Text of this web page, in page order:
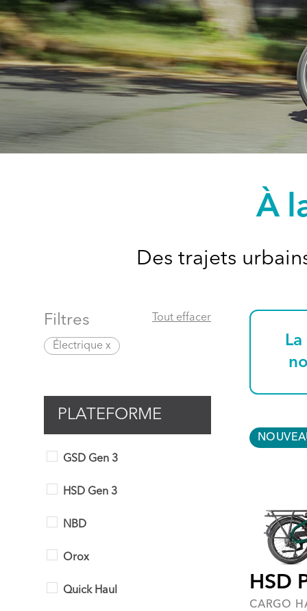
À
Des trajets
Filtres Tout effacer
Électrique x
PLATEFORME
GSD Gen 3
HSD Gen 3
NBD
Orox
Quick Haul HSD
CARGO